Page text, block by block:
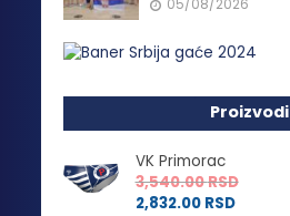
05/08/2026
Proizvodi
VK Primorac
3,540.00RSD
2,832.00 RSD